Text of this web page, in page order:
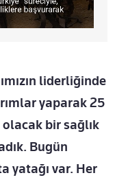
liderliğinde
yaparak 25
bir sağlık
Bugün
yatağı var. Her